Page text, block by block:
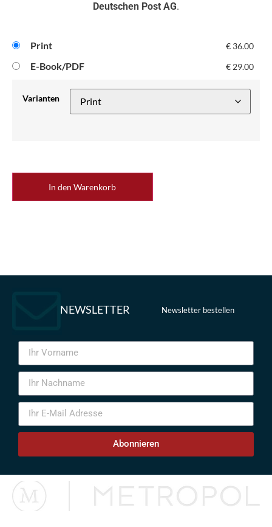
Deutschen Post AG.
Print € 36.00
E-Book/PDF € 29.00
Varianten
In den Warenkorb
NEWSLETTER Newsletter bestellen
Abonnieren